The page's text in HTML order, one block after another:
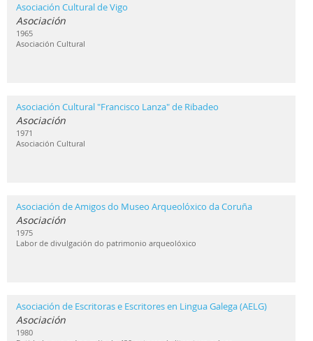
Asociación Cultural de Vigo
Asociación
1965
Asociación Cultural
Asociación Cultural "Francisco Lanza" de Ribadeo
Asociación
1971
Asociación Cultural
Asociación de Amigos do Museo Arqueolóxico da Coruña
Asociación
1975
Labor de divulgación do patrimonio arqueolóxico
Asociación de Escritoras e Escritores en Lingua Galega (AELG)
Asociación
1980